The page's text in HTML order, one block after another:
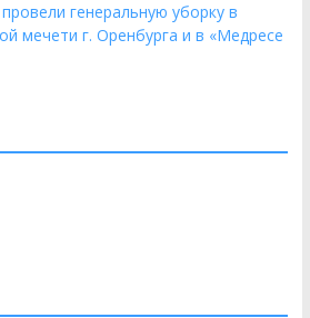
генеральную уборку в
мечети г. Оренбурга и в «Медресе